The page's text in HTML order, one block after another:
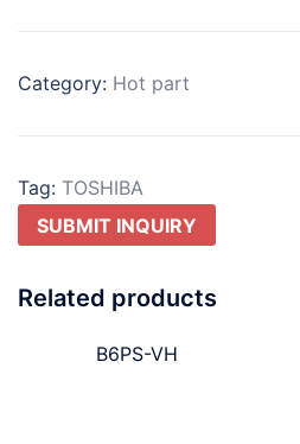
Category: Hot part
Tag: TOSHIBA
SUBMIT INQUIRY
Related products
B6PS-VH